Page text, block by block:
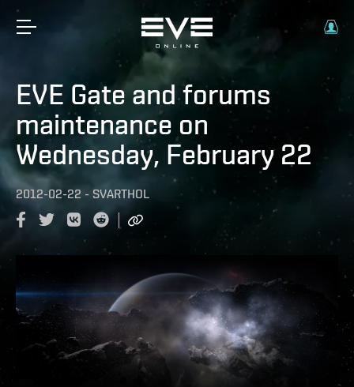
EVE Gate and forums
maintenance on
Wednesday, February 22
2012-02-22 - SVARTHOL